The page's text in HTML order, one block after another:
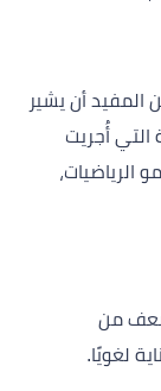
المفيد أن يشير
التي أُجريت
الرياضيات،
من
لغويًا.